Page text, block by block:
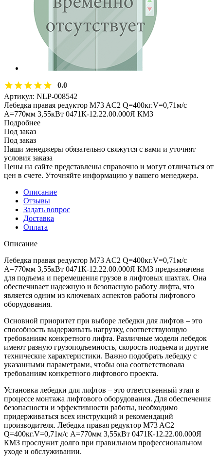
0.0
Артикул: NLP-008542
Лебедка правая редуктор M73 AC2 Q=400кг.V=0,71м/с
А=770мм 3,55кВт 0471К-12.22.00.000Я КМЗ
Подробнее
Под заказ
Под заказ
Наши менеджеры обязательно свяжутся с вами и уточнят
условия заказа
Цены на сайте представлены справочно и могут отличаться от
цен в счете. Уточняйте информацию у вашего менеджера.
Описание
Отзывы
Задать вопрос
Доставка
Оплата
Описание
Лебедка правая редуктор M73 AC2 Q=400кг.V=0,71м/с
А=770мм 3,55кВт 0471К-12.22.00.000Я КМЗ предназначена
для подъема и перемещения грузов в лифтовых шахтах. Она
обеспечивает надежную и безопасную работу лифта, что
является одним из ключевых аспектов работы лифтового
оборудования.
Основной приоритет при выборе лебедки для лифтов – это
способность выдерживать нагрузку, соответствующую
требованиям конкретного лифта. Различные модели лебедок
имеют разную грузоподъемность, скорость подъема и другие
технические характеристики. Важно подобрать лебедку с
указанными параметрами, чтобы она соответствовала
требованиям конкретного лифтового проекта.
Установка лебедки для лифтов – это ответственный этап в
процессе монтажа лифтового оборудования. Для обеспечения
безопасности и эффективности работы, необходимо
придерживаться всех инструкций и рекомендаций
производителя. Лебедка правая редуктор M73 AC2
Q=400кг.V=0,71м/с А=770мм 3,55кВт 0471К-12.22.00.000Я
КМЗ прослужит долго при правильном профессиональном
уходе и обслуживании.